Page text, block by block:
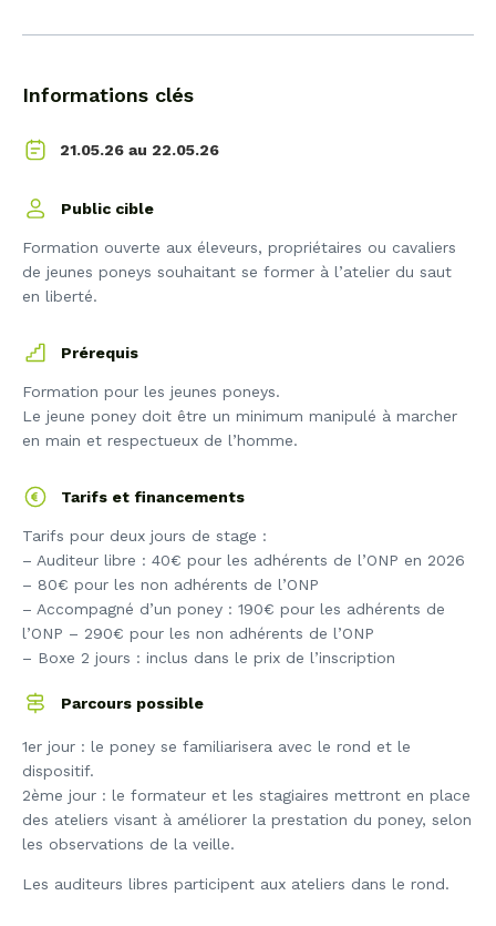
Informations clés
21.05.26 au 22.05.26
Public cible
Formation ouverte aux éleveurs, propriétaires ou cavaliers
de jeunes poneys souhaitant se former à l’atelier du saut
en liberté.
Prérequis
Formation pour les jeunes poneys.
Le jeune poney doit être un minimum manipulé à marcher
en main et respectueux de l’homme.
Tarifs et financements
Tarifs pour deux jours de stage :
– Auditeur libre : 40€ pour les adhérents de l’ONP en 2026
– 80€ pour les non adhérents de l’ONP
– Accompagné d’un poney : 190€ pour les adhérents de
l’ONP – 290€ pour les non adhérents de l’ONP
– Boxe 2 jours : inclus dans le prix de l’inscription
Parcours possible
1er jour : le poney se familiarisera avec le rond et le
dispositif.
2ème jour : le formateur et les stagiaires mettront en place
des ateliers visant à améliorer la prestation du poney, selon
les observations de la veille.
Les auditeurs libres participent aux ateliers dans le rond.